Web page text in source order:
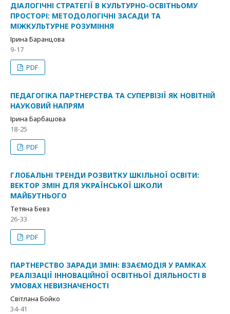
ДІАЛОГІЧНІ СТРАТЕГІЇ В КУЛЬТУРНО-ОСВІТНЬОМУ
ПРОСТОРІ: МЕТОДОЛОГІЧНІ ЗАСАДИ ТА
МІЖКУЛЬТУРНЕ РОЗУМІННЯ
Ірина Баранцова
9-17
PDF
ПЕДАГОГІКА ПАРТНЕРСТВА ТА СУПЕРВІЗІЇ ЯК НОВІТНІЙ
НАУКОВИЙ НАПРЯМ
Ірина Барбашова
18-25
PDF
ГЛОБАЛЬНІ ТРЕНДИ РОЗВИТКУ ШКІЛЬНОЇ ОСВІТИ:
ВЕКТОР ЗМІН ДЛЯ УКРАЇНСЬКОЇ ШКОЛИ
МАЙБУТНЬОГО
Тетяна Бевз
26-33
PDF
ПАРТНЕРСТВО ЗАРАДИ ЗМІН: ВЗАЄМОДІЯ У РАМКАХ
РЕАЛІЗАЦІЇ ІННОВАЦІЙНОЇ ОСВІТНЬОЇ ДІЯЛЬНОСТІ В
УМОВАХ НЕВИЗНАЧЕНОСТІ
Світлана Бойко
34-41